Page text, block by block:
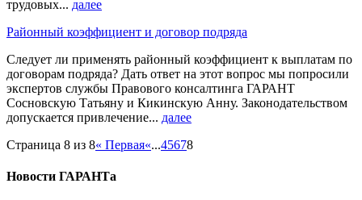
трудовых... далее
Районный коэффициент и договор подряда
Следует ли применять районный коэффициент к выплатам по
договорам подряда? Дать ответ на этот вопрос мы попросили
экспертов службы Правового консалтинга ГАРАНТ
Сосновскую Татьяну и Кикинскую Анну. Законодательством
допускается привлечение... далее
Страница 8 из 8« Первая«...45678
Новости ГАРАНТа